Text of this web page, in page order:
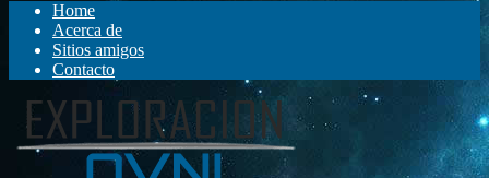
Home
Acerca de
Sitios amigos
Contacto